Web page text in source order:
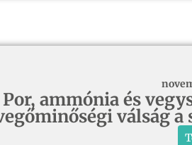
Por, ammónia és
válság